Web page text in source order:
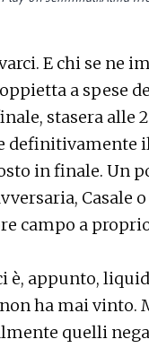
E chi se ne
a spese
stasera alle
definitivamente
in finale. Un
Casale
campo a
è, appunto,
ha mai vinto.
quelli